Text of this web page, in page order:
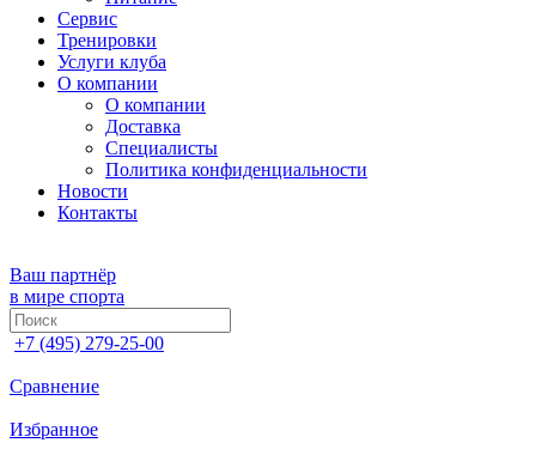
Сервис
Тренировки
Услуги клуба
О компании
О компании
Доставка
Специалисты
Политика конфиденциальности
Новости
Контакты
Ваш партнёр
в мире спорта
+7 (495) 279-25-00
Сравнение
Избранное